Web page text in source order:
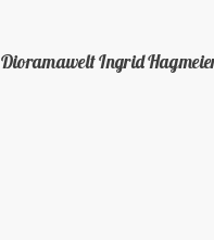
Dioramawelt Ingrid